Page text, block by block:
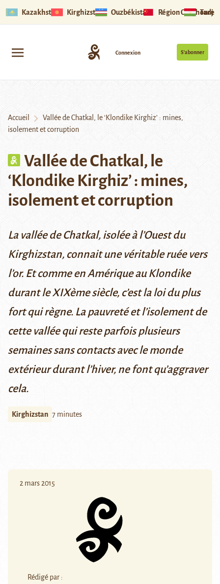
Kazakhstan Kirghizstan Ouzbékistan Région Ouïghoure
S’abonner
Connexion
Accueil
Vallée de Chatkal, le ‘Klondike Kirghiz’ : mines,
isolement et corruption
Vallée de Chatkal, le
‘Klondike Kirghiz’ : mines,
isolement et corruption
La vallée de Chatkal, isolée à l’Ouest du
Kirghizstan, connait une véritable ruée vers
l’or. Et comme en Amérique au Klondike
durant le XIXème siècle, c’est la loi du plus
fort qui règne. La pauvreté et l’isolement de
cette vallée qui reste parfois plusieurs
semaines sans contacts avec le monde
extérieur durant l’hiver, ne font qu’aggraver
cela.
Kirghizstan 7 minutes
2 mars 2015
Rédigé par :